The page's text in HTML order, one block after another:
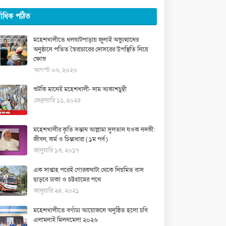
পঠিত
মহেশখালীতে ধলঘাটপাড়ায় জুলাই অভ্যুত্থানের
অনুষ্ঠানে পতিত স্বৈরাচারের দোসরের উপস্থিতি নিয়ে
ক্ষোভ
আগস্ট ০৬, ২০২৬
শুটকি মানেই মহেশখালী- দাম আকাশচুম্বী
ফেব্রুয়ারি ১১, ২০২৫
মহেশখালীর কৃতি সন্তান আল্লামা সুলতান যওক নদভী:
জীবন, কর্ম ও চিন্তাধারা ( ১ম পর্ব )
জানুয়ারি ১৩, ২০১৭
এক সাপ্তাহ পরেই গোরকঘাটা থেকে নিয়মিত বাস
ছাড়বে ঢাকা ও চট্টগ্রামের পথে
জানুয়ারি ২৪, ২০২১
মহেশখালীতে বর্ণাঢ্য আয়োজনে অনুষ্ঠিত হলো চবি
এলামনাই মিলনমেলা ২০২৬